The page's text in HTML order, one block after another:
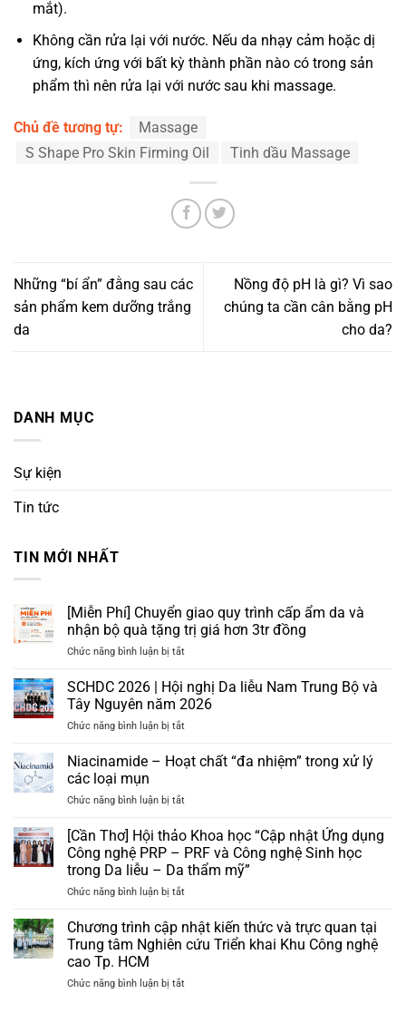
mắt).
Không cần rửa lại với nước. Nếu da nhạy cảm hoặc dị
ứng, kích ứng với bất kỳ thành phần nào có trong sản
phẩm thì nên rửa lại với nước sau khi massage.
Chủ đề tương tự:
Massage
S Shape Pro Skin Firming Oil
Tinh dầu Massage
Những “bí ẩn” đằng sau các
sản phẩm kem dưỡng trắng
da
Nồng độ pH là gì? Vì sao
chúng ta cần cân bằng pH
cho da?
DANH MỤC
Sự kiện
Tin tức
TIN MỚI NHẤT
[Miễn Phí] Chuyển giao quy trình cấp ẩm da và
nhận bộ quà tặng trị giá hơn 3tr đồng
Chức năng bình luận bị tắtở
Phí]
Chuyển
giao
quy
cấp
và
bộ
quà
tặng
giá
3tr
đồng
SCHDC 2026 | Hội nghị Da liễu Nam Trung Bộ và
Tây Nguyên năm 2026
Chức năng bình luận bị tắtở
2026
|
nghị
liễu
Nam
Trung
và
Nguyên
năm
Niacinamide – Hoạt chất “đa nhiệm” trong xử lý
các loại mụn
Chức năng bình luận bị tắtở
–
Hoạt
chất
“đa
nhiệm”
xử
mụn
[Cần Thơ] Hội thảo Khoa học “Cập nhật Ứng dụng
Công nghệ PRP – PRF và Công nghệ Sinh học
trong Da liễu – Da thẩm mỹ”
Chức năng bình luận bị tắtở
Thơ]
Hội
thảo
học
Chương trình cập nhật kiến thức và trực quan tại
Trung tâm Nghiên cứu Triển khai Khu Công nghệ
cao Tp. HCM
Chức năng bình luận bị tắtở